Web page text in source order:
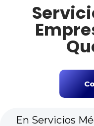
En Servicios